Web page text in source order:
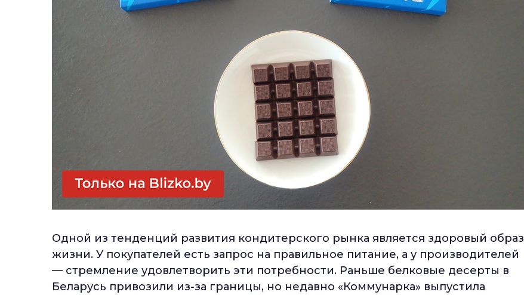
Одной из тенденций развития кондитерского рынка является здоровый образ
жизни. У покупателей есть запрос на правильное питание, а у производителей
— стремление удовлетворить эти потребности. Раньше белковые десерты в
Беларусь привозили из-за границы, но недавно «Коммунарка» выпустила